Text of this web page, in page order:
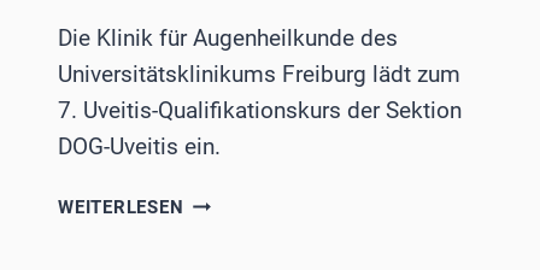
Die Klinik für Augenheilkunde des
Universitätsklinikums Freiburg lädt zum
7. Uveitis-Qualifikationskurs der Sektion
DOG-Uveitis ein.
WEITERLESEN EINLADUNG